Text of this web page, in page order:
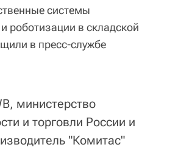
системы
роботизации в складской
в пресс-службе
министерство
и торговли России и
"Комитас"